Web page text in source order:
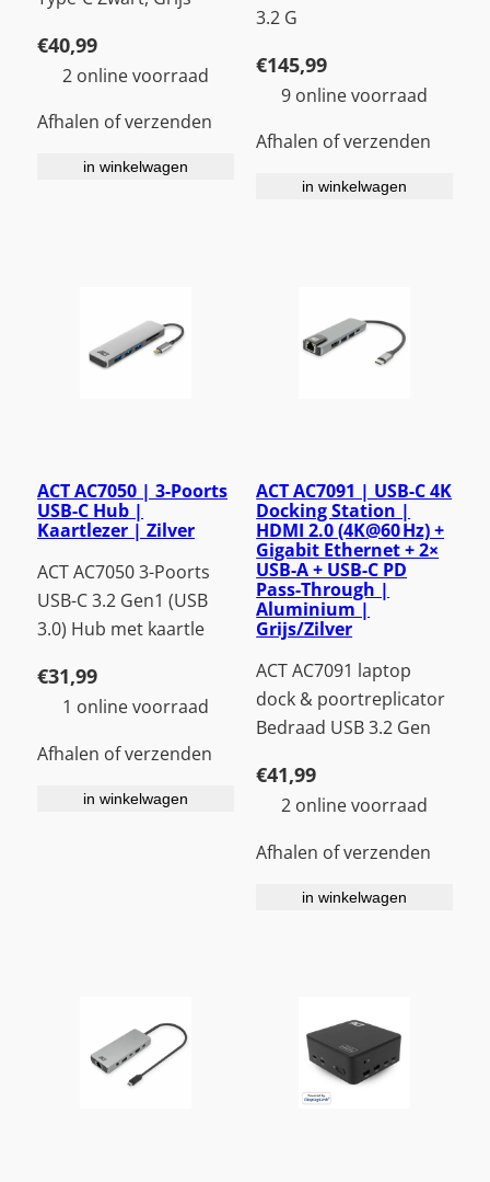
€40,99
2 online voorraad
Afhalen of verzenden
in winkelwagen
3.2 G
€145,99
9 online voorraad
Afhalen of verzenden
in winkelwagen
ACT AC7050 | 3-Poorts
USB-C Hub |
Kaartlezer | Zilver
ACT AC7050 3-Poorts
USB-C 3.2 Gen1 (USB
3.0) Hub met kaartle
€31,99
1 online voorraad
Afhalen of verzenden
in winkelwagen
ACT AC7091 | USB-C 4K
Docking Station |
HDMI 2.0 (4K@60 Hz) +
Gigabit Ethernet + 2×
USB-A + USB-C PD
Pass-Through |
Aluminium |
Grijs/Zilver
ACT AC7091 laptop
dock & poortreplicator
Bedraad USB 3.2 Gen
€41,99
2 online voorraad
Afhalen of verzenden
in winkelwagen